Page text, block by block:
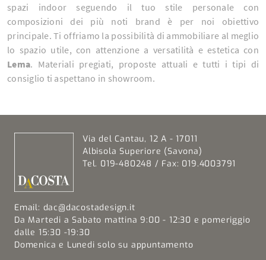
spazi indoor seguendo il tuo stile personale con
composizioni dei più noti brand è per noi obiettivo
principale. Ti offriamo la possibilità di ammobiliare al meglio
lo spazio utile, con attenzione a versatilità e estetica con
Lema. Materiali pregiati, proposte attuali e tutti i tipi di
consiglio ti aspettano in showroom.
Via del Cantau, 12 A - 17011
Albisola Superiore (Savona)
Tel. 019-480248 / Fax: 019.4003791
Email: dac@dacostadesign.it
Da Martedi a Sabato mattina 9:00 - 12:30 e pomeriggio
dalle 15:30 -19:30
Domenica e Lunedi solo su appuntamento